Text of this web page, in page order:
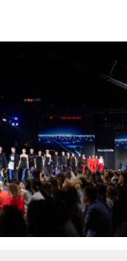
Palas